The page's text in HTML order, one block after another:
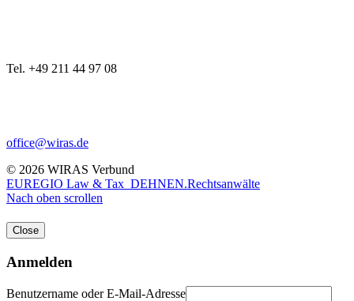
Tel. +49 211 44 97 08
office@wiras.de
© 2026 WIRAS Verbund
EUREGIO Law & Tax DEHNEN.Rechtsanwälte
Nach oben scrollen
Close
Anmelden
Benutzername oder E-Mail-Adresse